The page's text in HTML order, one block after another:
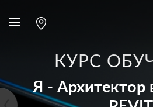
КУРС
Я - Архитектор